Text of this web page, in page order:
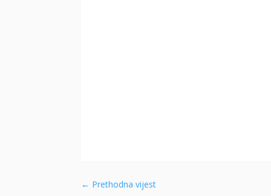
← Prethodna vijest